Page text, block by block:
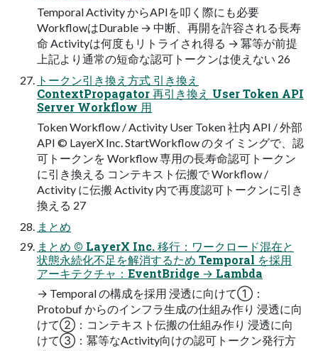
Temporal Activity からAPIを叩く際にも必要
WorkflowはDurable → 中断、再開を許容される長寿
命 Activityは何度もリトライされ得る → 冪等が前提
上記より通常の短命な認可トークンは使えない 26
トークン引き換え方式 引き換え
ContextPropagator 再引き換え User Token API
Server Workflow ⽤
Token Workflow / Activity User Token 社内 API / 外部
API © LayerX Inc. StartWorkflow のタイミングで、認
可トークンを Workflow 専用の長寿命認可トークン
に引き換える コンテキスト伝搬で Workflow /
Activity に伝搬 Activity 内で再度認可トークンに引き
換える 27
まとめ
まとめ © LayerX Inc. 移行：ワークロード混在と
状態永続化不足を解消するため Temporal を採用
アーキテクチャ：EventBridge → Lambda
→ Temporal の構成を採用 浸透に向けて①：
Protobuf からのインフラ生成の仕組み作り 浸透に向
けて②：コンテキスト伝搬の仕組み作り 浸透に向
けて③：冪等なActivity向けの認可トークン発行方